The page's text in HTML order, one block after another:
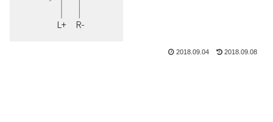
2018.09.04 2018.09.08